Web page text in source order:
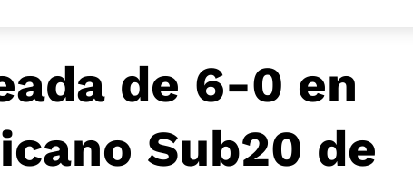
de 6-0 en
Sub20 de